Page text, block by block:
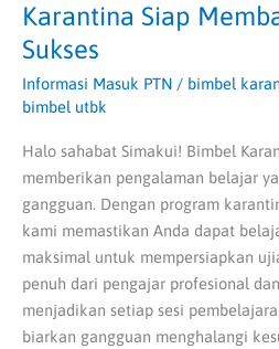
Karantina Siap
Sukses
Informasi Masuk PTN / bimbel
bimbel utbk
Halo sahabat Simakui! Bimbel
memberikan pengalaman belajar
gangguan. Dengan program
kami memastikan Anda dapat
maksimal untuk mempersiapkan
penuh dari pengajar profesional
menjadikan setiap sesi
biarkan gangguan menghalangi